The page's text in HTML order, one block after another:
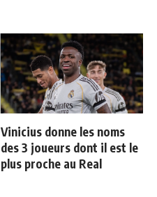
Vinicius donne les noms
des 3 joueurs dont il est le
plus proche au Real